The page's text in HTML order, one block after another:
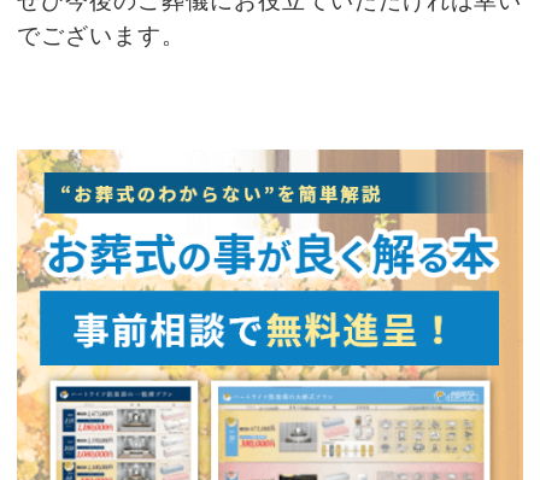
でございます。